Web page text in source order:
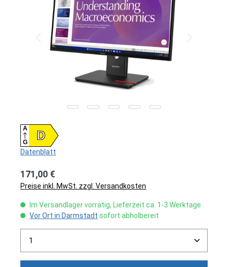
D
A
G
Datenblatt
171,00 €
Preise inkl. MwSt. zzgl. Versandkosten
Im Versandlager vorrätig, Lieferzeit ca. 1-3 Werktage
Vor Ort in Darmstadt sofort abholbereit
Produkt Anzahl: Gib den gewünschten Wert ein